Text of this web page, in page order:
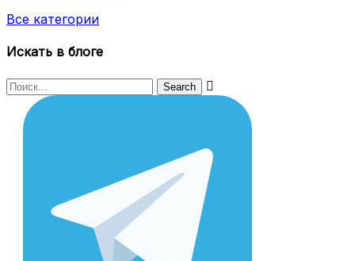
Все категории
Искать в блоге
